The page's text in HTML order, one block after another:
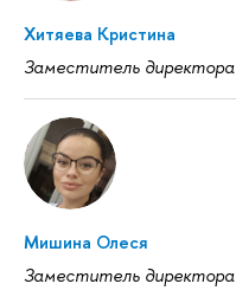
Хитяева Кристина
Заместитель директора
Мишина Олеся
Заместитель директора